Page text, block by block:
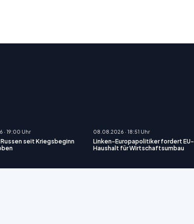
· 19:00 Uhr
seit Kriegsbeginn
08.08.2026 · 18:51 Uhr
Linken-Europapolitiker fordert EU-
Haushalt für Wirtschaftsumbau